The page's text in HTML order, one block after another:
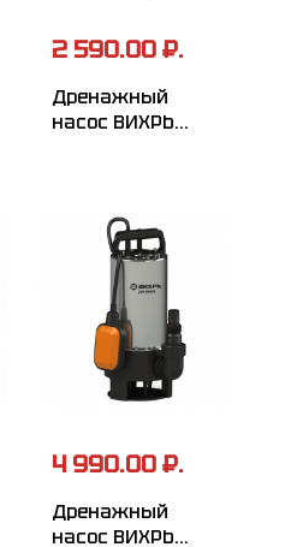
2 590.00 ₽.
Дренажный
насос ВИХРЬ
4 990.00 ₽.
Дренажный
насос ВИХРЬ